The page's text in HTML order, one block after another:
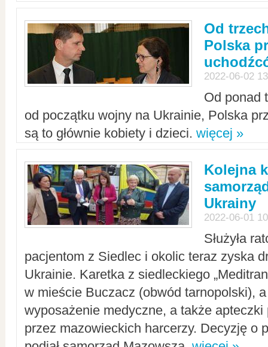
Od
Polska
2022-06-02
Od ponad
od początku wojny na Ukrainie, Polska
są to głównie kobiety i dzieci. więcej »
Kolejna
Ukrainy
2022-06-01
Służyła
pacjentom z Siedlec i okolic teraz zyska
Ukrainie. Karetka z siedleckiego
w mieście Buczacz (obwód tarnopolski),
wyposażenie medyczne, a także apteczki
przez mazowieckich harcerzy. Decyzję o